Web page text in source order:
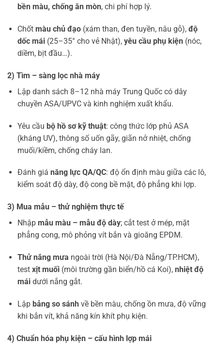
bền màu, chống ăn mòn, chi phí hợp lý.
Chốt màu chủ đạo(xám than, đen tuyền, nâu gỗ), độ
dốc mái(25–35° cho vẻ Nhật), yêu cầu phụ kiện(nóc,
diềm, bịt đầu…).
2) Tìm – sàng lọc nhà máy
Lập danh sách 8–12 nhà máy Trung Quốc có dây
chuyền ASA/UPVC và kinh nghiệm xuất khẩu.
Yêu cầu bộ hồ sơ kỹ thuật: công thức lớp phủ ASA
(kháng UV), thông số uốn gãy, giãn nở nhiệt, chống
muối/kiềm, chống cháy lan.
Đánh giá năng lực QA/QC: độ ổn định màu giữa các lô,
kiểm soát độ dày, độ cong bề mặt, độ phẳng khi lợp.
3) Mua mẫu – thử nghiệm thực tế
Nhập mẫu màu – mẫu độ dày; cắt test ở mép, mặt
phẳng cong, mô phỏng vít bắn và gioăng EPDM.
Thử nắng mưa ngoài trời (Hà Nội/Đà Nẵng/TP.HCM),
test xịt muối(môi trường gần biển/hồ cá Koi), nhiệt độ
máidưới nắng gắt.
Lập bảng so sánhvề bền màu, chống ồn mưa, độ vững
khi bắn vít, khả năng kín khít phụ kiện.
4) Chuẩn hóa phụ kiện – cấu hình lợp mái